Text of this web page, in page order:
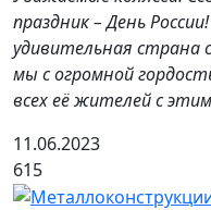
праздник – День
удивительная страна
мы с огромной
всех её жителей с
11.06.2023
615